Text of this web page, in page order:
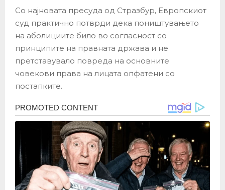
Со најновата пресуда од Стразбур, Европскиот
суд практично потврди дека поништувањето
на аболициите било во согласност со
принципите на правната држава и не
претставувало повреда на основните
човекови права на лицата опфатени со
постапките.